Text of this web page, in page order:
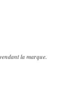
la marque.